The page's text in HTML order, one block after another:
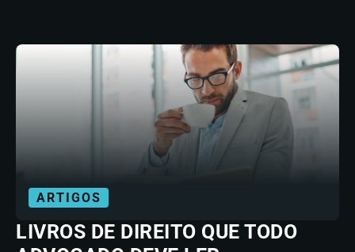
ARTIGOS
LIVROS DE DIREITO QUE TODO